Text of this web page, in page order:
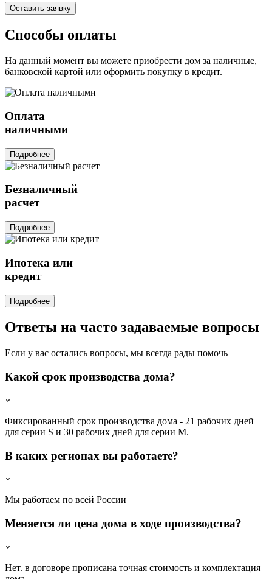
Оставить заявку
Способы оплаты
На данный момент вы можете приобрести дом за наличные,
банковской картой или оформить покупку в кредит.
Оплата
наличными
Подробнее
Безналичный
расчет
Подробнее
Ипотека или
кредит
Подробнее
Ответы на часто задаваемые вопросы
Если у вас остались вопросы, мы всегда рады помочь
Какой срок производства дома?
Фиксированный срок производства дома - 21 рабочих дней
для серии S и 30 рабочих дней для серии M.
В каких регионах вы работаете?
Мы работаем по всей России
Меняется ли цена дома в ходе производства?
Нет. в договоре прописана точная стоимость и комплектация